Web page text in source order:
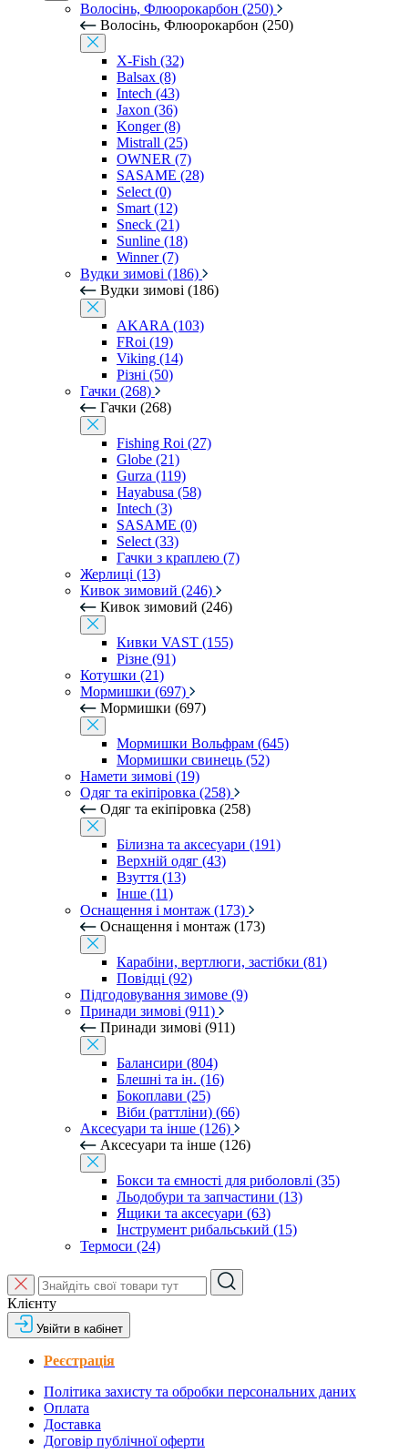
Волосінь, Флюорокарбон (250)
Волосінь, Флюорокарбон (250)
X-Fish (32)
Balsax (8)
Intech (43)
Jaxon (36)
Konger (8)
Mistrall (25)
OWNER (7)
SASAME (28)
Select (0)
Smart (12)
Sneck (21)
Sunline (18)
Winner (7)
Вудки зимові (186)
Вудки зимові (186)
AKARA (103)
FRoi (19)
Viking (14)
Різні (50)
Гачки (268)
Гачки (268)
Fishing Roi (27)
Globe (21)
Gurza (119)
Hayabusa (58)
Intech (3)
SASAME (0)
Select (33)
Гачки з краплею (7)
Жерлиці (13)
Кивок зимовий (246)
Кивок зимовий (246)
Кивки VAST (155)
Різне (91)
Котушки (21)
Мормишки (697)
Мормишки (697)
Мормишки Вольфрам (645)
Мормишки свинець (52)
Намети зимові (19)
Одяг та екіпіровка (258)
Одяг та екіпіровка (258)
Білизна та аксесуари (191)
Верхній одяг (43)
Взуття (13)
Інше (11)
Оснащення і монтаж (173)
Оснащення і монтаж (173)
Карабіни, вертлюги, застібки (81)
Повідці (92)
Підгодовування зимове (9)
Принади зимові (911)
Принади зимові (911)
Балансири (804)
Блешні та ін. (16)
Бокоплави (25)
Віби (раттліни) (66)
Аксесуари та інше (126)
Аксесуари та інше (126)
Бокси та ємності для риболовлі (35)
Льодобури та запчастини (13)
Ящики та аксесуари (63)
Інструмент рибальський (15)
Термоси (24)
Клієнту
Увійти в кабінет
Реєстрація
Політика захисту та обробки персональних даних
Оплата
Доставка
Договір публічної оферти